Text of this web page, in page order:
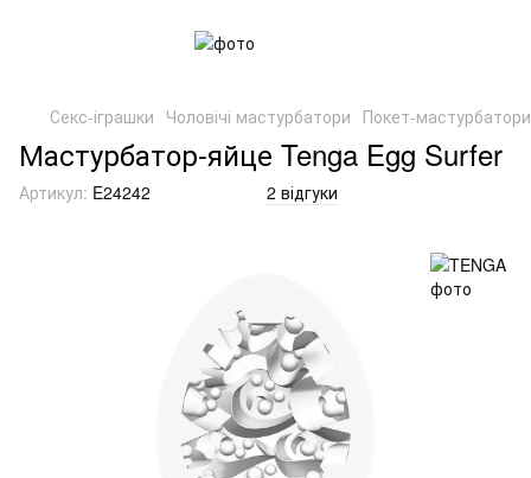
Секс-іграшки Чоловічі мастурбатори Покет-мастурбатори
Мастурбатор-яйце Tenga Egg Surfer
Артикул: E24242 2 відгуки